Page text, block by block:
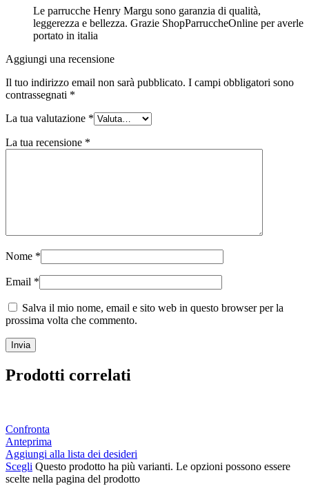
Le parrucche Henry Margu sono garanzia di qualità,
leggerezza e bellezza. Grazie ShopParruccheOnline per averle
portato in italia
Aggiungi una recensione
Il tuo indirizzo email non sarà pubblicato. I campi obbligatori sono
contrassegnati *
La tua valutazione *
La tua recensione *
Nome *
Email *
Salva il mio nome, email e sito web in questo browser per la
prossima volta che commento.
Prodotti correlati
Confronta
Anteprima
Aggiungi alla lista dei desideri
Scegli Questo prodotto ha più varianti. Le opzioni possono essere
scelte nella pagina del prodotto